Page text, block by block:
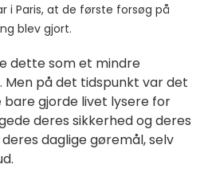
i Paris, at de første forsøg på
blev gjort.
dette som et mindre
på det tidspunkt var det
bare gjorde livet lysere for
deres sikkerhed og deres
daglige gøremål, selv